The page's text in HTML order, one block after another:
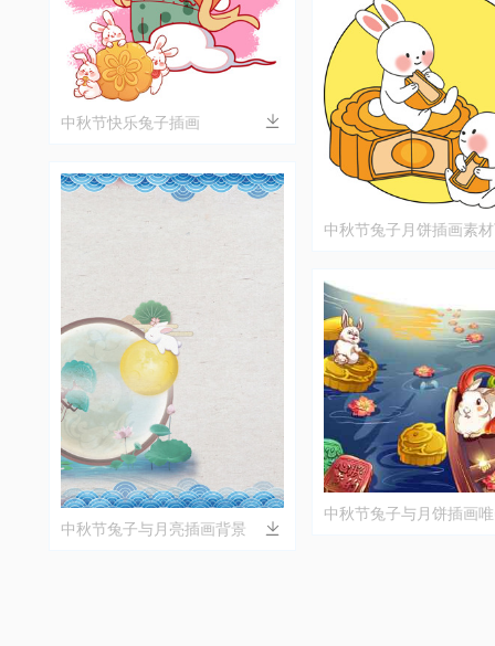
中秋节快乐兔子插画
中秋节兔子与月亮插画背景
中秋节兔子月饼插画素
中秋节兔子与月饼插画